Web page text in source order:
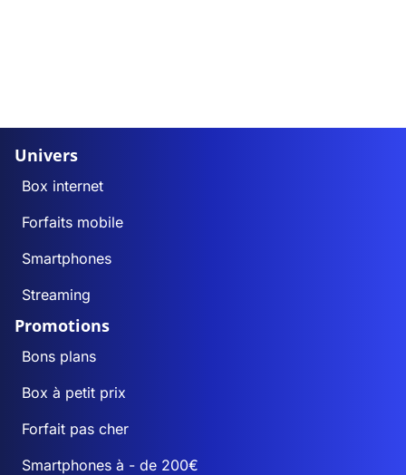
Univers
Box internet
Forfaits mobile
Smartphones
Streaming
Promotions
Bons plans
Box à petit prix
Forfait pas cher
Smartphones à - de 200€